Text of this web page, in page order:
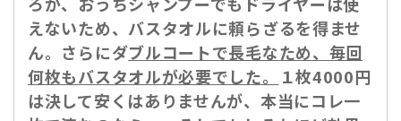
えないため、バスタオルに頼らざるを得ませ
ん。さらにダブルコートで長毛なため、毎回
何枚もバスタオルが必要でした。
１枚4000円
は決して安くはありませんが、本当にコレ一